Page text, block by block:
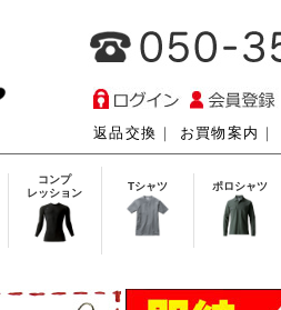
返品交換 ｜ お買物案内 ｜
コンプ
レッション
Tシャツ ポロシャツ